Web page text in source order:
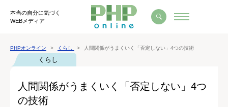
本当の自分に気づく
WEBメディア
PHPオンライン くらし 人間関係がうまくいく「否定しない」4つの技術
くらし
人間関係がうまくいく「否定しない」4つ
の技術